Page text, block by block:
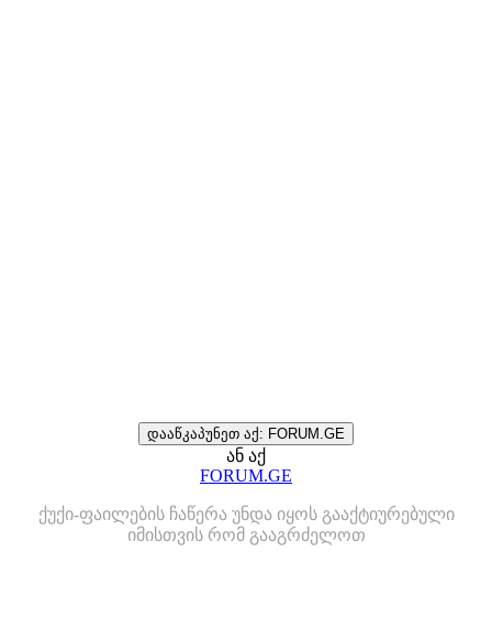
დააწკაპუნეთ აქ: FORUM.GE
ან აქ
FORUM.GE
ქუქი-ფაილების ჩაწერა უნდა იყოს გააქტიურებული
იმისთვის რომ გააგრძელოთ